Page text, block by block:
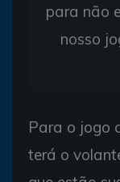
para não
nosso
Para o jogo
terá o